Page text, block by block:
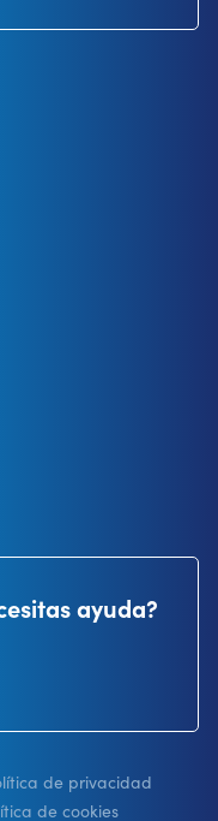
ayuda?
de privacidad
de cookies